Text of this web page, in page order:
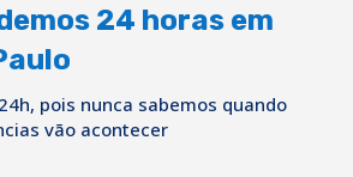
24 horas em
pois nunca sabemos quando
vão acontecer